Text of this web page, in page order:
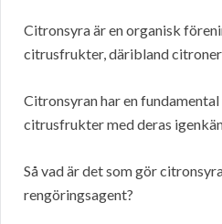
Citronsyra är en organisk
citrusfrukter, däribland
Citronsyran har en
citrusfrukter med deras
Så vad är det som gör
rengöringsagent?